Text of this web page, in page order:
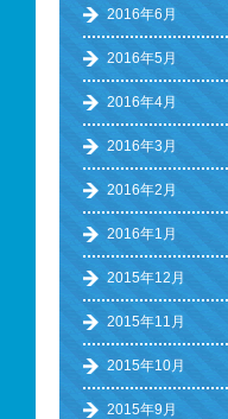
2016年6月
2016年5月
2016年4月
2016年3月
2016年2月
2016年1月
2015年12月
2015年11月
2015年10月
2015年9月